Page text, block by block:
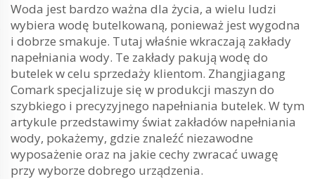
Woda jest bardzo ważna dla życia, a wielu ludzi
wybiera wodę butelkowaną, ponieważ jest wygodna
i dobrze smakuje. Tutaj właśnie wkraczają zakłady
napełniania wody. Te zakłady pakują wodę do
butelek w celu sprzedaży klientom. Zhangjiagang
Comark specjalizuje się w produkcji maszyn do
szybkiego i precyzyjnego napełniania butelek. W tym
artykule przedstawimy świat zakładów napełniania
wody, pokażemy, gdzie znaleźć niezawodne
wyposażenie oraz na jakie cechy zwracać uwagę
przy wyborze dobrego urządzenia.